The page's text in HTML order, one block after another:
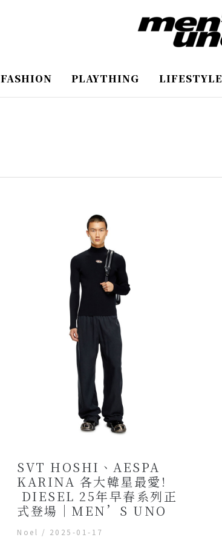
FASHION PLAYTHING LIFESTYLE
SVT HOSHI、AESPA
KARINA 各大韓星最愛!
DIESEL 25年早春系列正
式登場｜MEN’S UNO
Noel / 2025-01-17